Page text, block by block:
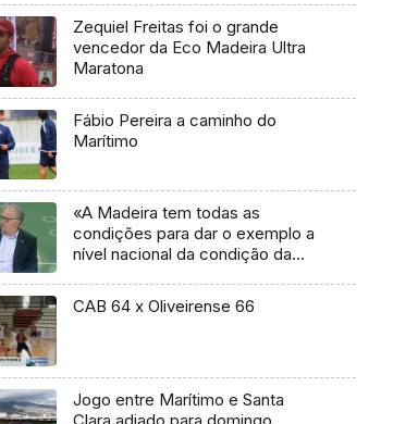
Zequiel Freitas foi o grande
vencedor da Eco Madeira Ultra
Maratona
Fábio Pereira a caminho do
Marítimo
«A Madeira tem todas as
condições para dar o exemplo a
nível nacional da condição da
CAB 64 x Oliveirense 66
Jogo entre Marítimo e Santa